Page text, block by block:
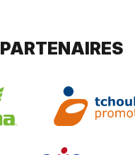
PARTENAIRES